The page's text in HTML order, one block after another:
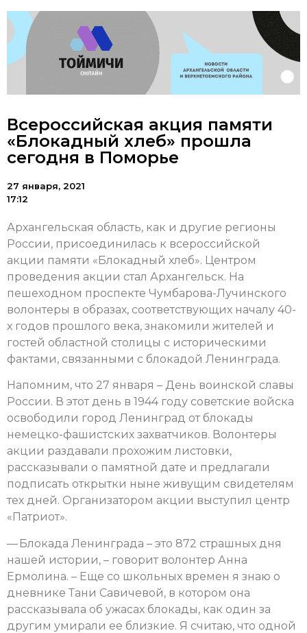
Всероссийская акция памяти
«Блокадный хлеб» прошла
сегодня в Поморье
27 января, 2021
17:12
Архангельская область, как и другие регионы
России, присоединилась к всероссийской
акции памяти «Блокадный хлеб». Центром
проведения акции стал Архангельск. На
пешеходном проспекте Чумбарова-Лучинского
волонтеры в образах, соответствующих началу 40-
х годов прошлого века, знакомили жителей и
гостей областной столицы с историческими
фактами, связанными с блокадой Ленинграда.
Напомним, что 27 января – День воинской славы
России. В этот день в 1944 году советские войска
освободили город Ленинград от блокады
немецко-фашистских захватчиков. Волонтеры
акции раздавали прохожим листовки,
рассказывали о памятной дате и предлагали
подписать открытки ныне живущим свидетелям
тех дней. Организатором акции выступил центр
«Патриот».
— Блокада Ленинграда – это 872 страшных дня
нашей истории, – говорит волонтер Анна
Ермолина. – Еще со школьных времен я знаю о
дневнике Тани Савичевой, в котором она
рассказывала об ужасах блокады, как один за
другим умирали ее близкие. Я считаю, что одной